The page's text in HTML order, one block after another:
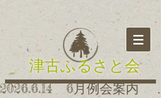
津古ふるさと会
2026.6.14 6月例会案内